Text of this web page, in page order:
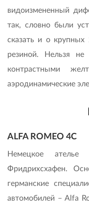
видоизмененный
так, словно были
сказать и о
резиной. Нельзя
контрастными
аэродинамические
ALFA ROMEO 4C
Немецкое
Фридрихсхафен.
германские
автомобилей – Alfa